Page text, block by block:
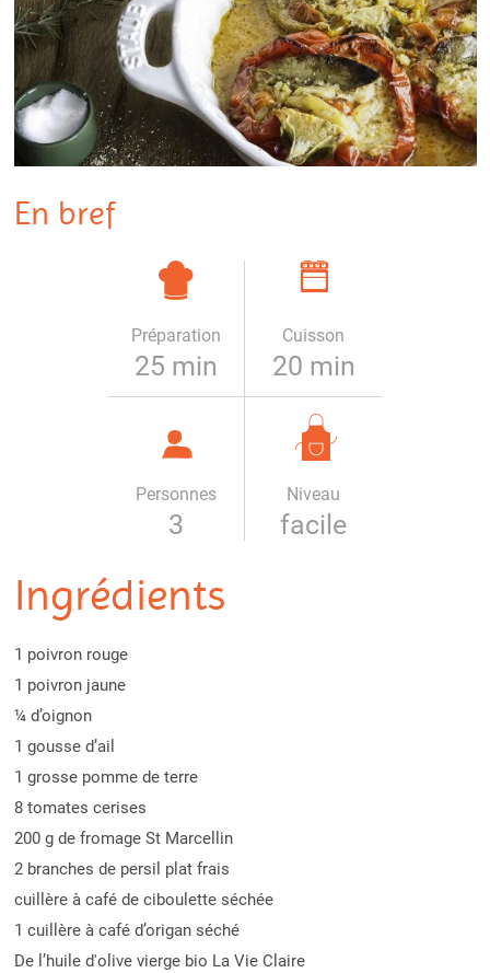
En bref
Préparation
25 min
Cuisson
20 min
Personnes
3
Niveau
facile
Ingrédients
1 poivron rouge
1 poivron jaune
¼ d’oignon
1 gousse d’ail
1 grosse pomme de terre
8 tomates cerises
200 g de fromage St Marcellin
2 branches de persil plat frais
cuillère à café de ciboulette séchée
1 cuillère à café d’origan séché
De l’huile d'olive vierge bio La Vie Claire